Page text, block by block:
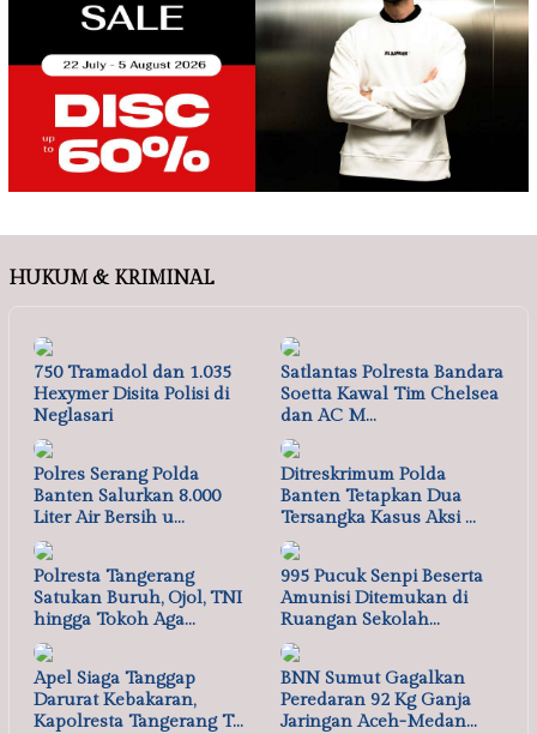
HUKUM & KRIMINAL
750 Tramadol dan 1.035
Hexymer Disita Polisi di
Neglasari
Satlantas Polresta Bandara
Soetta Kawal Tim Chelsea
dan AC M…
Polres Serang Polda
Banten Salurkan 8.000
Liter Air Bersih u…
Ditreskrimum Polda
Banten Tetapkan Dua
Tersangka Kasus Aksi …
Polresta Tangerang
Satukan Buruh, Ojol, TNI
hingga Tokoh Aga…
995 Pucuk Senpi Beserta
Amunisi Ditemukan di
Ruangan Sekolah…
Apel Siaga Tanggap
Darurat Kebakaran,
Kapolresta Tangerang T…
BNN Sumut Gagalkan
Peredaran 92 Kg Ganja
Jaringan Aceh-Medan…